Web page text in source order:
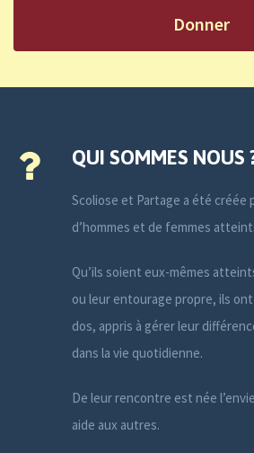
Donner
QUI SOMMES NOUS
Scoliose et Partage a été créée
d’hommes et de femmes
Qu’ils soient eux-mêmes
ou leur entourage propre, ils
dos, appris à gérer leur
dans la vie quotidienne.
De leur rencontre est née
aide aux autres.